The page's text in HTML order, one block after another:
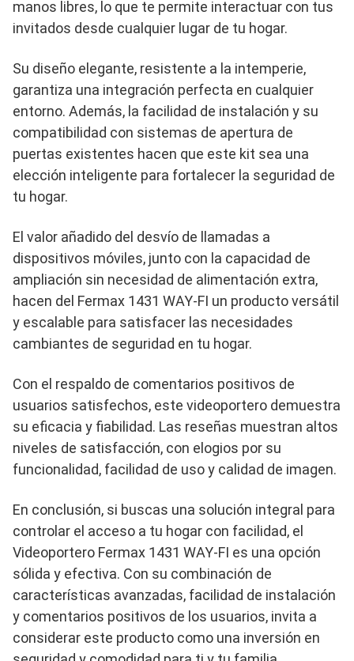
manos libres, lo que te permite interactuar con tus
invitados desde cualquier lugar de tu hogar.
Su diseño elegante, resistente a la intemperie,
garantiza una integración perfecta en cualquier
entorno. Además, la facilidad de instalación y su
compatibilidad con sistemas de apertura de
puertas existentes hacen que este kit sea una
elección inteligente para fortalecer la seguridad de
tu hogar.
El valor añadido del desvío de llamadas a
dispositivos móviles, junto con la capacidad de
ampliación sin necesidad de alimentación extra,
hacen del Fermax 1431 WAY-FI un producto versátil
y escalable para satisfacer las necesidades
cambiantes de seguridad en tu hogar.
Con el respaldo de comentarios positivos de
usuarios satisfechos, este videoportero demuestra
su eficacia y fiabilidad. Las reseñas muestran altos
niveles de satisfacción, con elogios por su
funcionalidad, facilidad de uso y calidad de imagen.
En conclusión, si buscas una solución integral para
controlar el acceso a tu hogar con facilidad, el
Videoportero Fermax 1431 WAY-FI es una opción
sólida y efectiva. Con su combinación de
características avanzadas, facilidad de instalación
y comentarios positivos de los usuarios, invita a
considerar este producto como una inversión en